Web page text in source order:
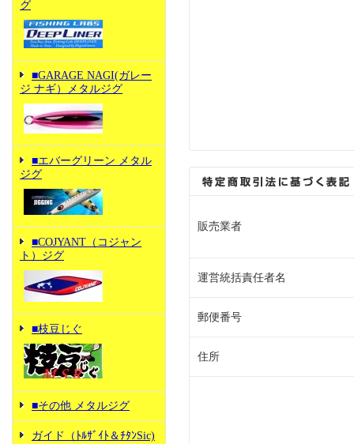
グ
■GARAGE NAGI(ガレー
ジ ナギ）メタルジグ
■エバーグリーン メタル
ジグ
■COJYANT（コジャン
ト）ジグ
■枝豆じぐ
■その他 メタルジグ
ガイド（ﾄﾙｻﾞｲﾄ＆ﾁﾀﾝSic)
販売業者
運営統括責任者名
郵便番号
住所